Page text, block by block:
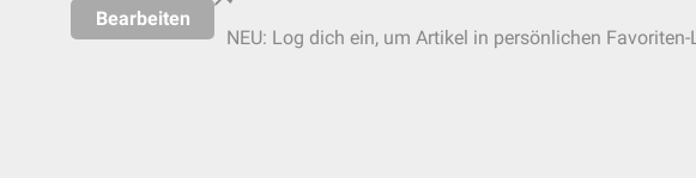
Bearbeiten
NEU: Log dich ein, um Artikel in persönlichen